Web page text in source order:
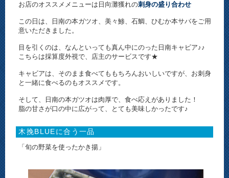
お店のオススメメニューは日向灘獲れの刺身の盛り合わせ
この日は、日南の本ガツオ、美々鯵、石鯛、ひむか本サバをご用
意いただきました。
目を引くのは、なんといっても真ん中にのった日南キャビア♪♪
こちらは採算度外視で、店主のサービスです★
キャビアは、そのまま食べてももちろんおいしいですが、お刺身
と一緒に食べるのもオススメです。
そして、日南の本ガツオは肉厚で、食べ応えがありました！
脂の甘さが口の中に広がって、とても美味しかったです♪
木挽BLUEに合う一品
「旬の野菜を使ったかき揚」